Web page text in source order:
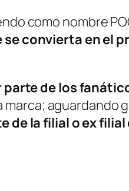
como nombre
se convierta en el
parte de los
aguardando
de la filial o ex filial